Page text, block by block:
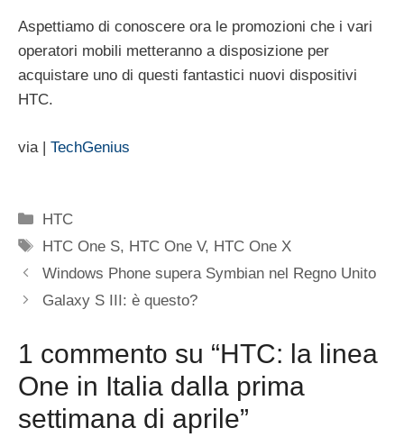
Aspettiamo di conoscere ora le promozioni che i vari
operatori mobili metteranno a disposizione per
acquistare uno di questi fantastici nuovi dispositivi
HTC.
via | TechGenius
Categorie
HTC
Tag
HTC One S, HTC One V, HTC One X
Windows Phone supera Symbian nel Regno Unito
Galaxy S III: è questo?
1 commento su “HTC: la linea
One in Italia dalla prima
settimana di aprile”